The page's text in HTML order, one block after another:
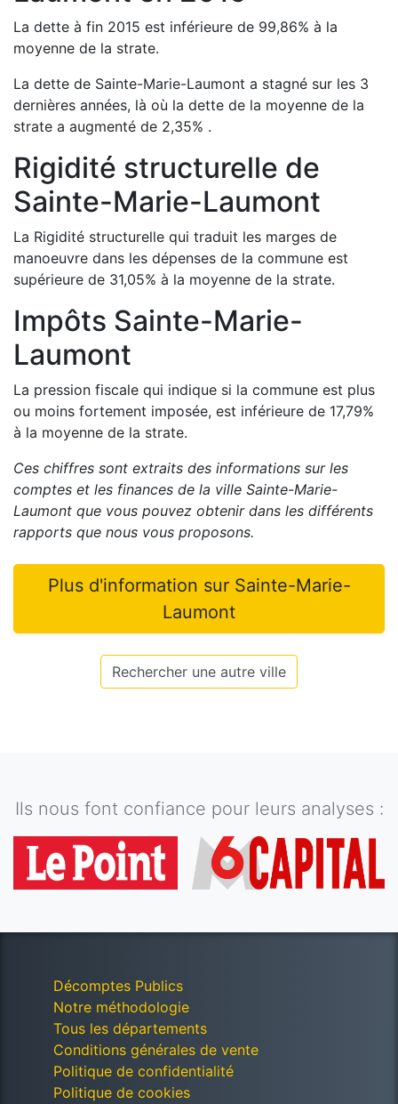
La dette à fin 2015 est inférieure de 99,86% à la
moyenne de la strate.
La dette de Sainte-Marie-Laumont a stagné sur les 3
dernières années, là où la dette de la moyenne de la
strate a augmenté de 2,35% .
Rigidité structurelle de
Sainte-Marie-Laumont
La Rigidité structurelle qui traduit les marges de
manoeuvre dans les dépenses de la commune est
supérieure de 31,05% à la moyenne de la strate.
Impôts Sainte-Marie-
Laumont
La pression fiscale qui indique si la commune est plus
ou moins fortement imposée, est inférieure de 17,79%
à la moyenne de la strate.
Ces chiffres sont extraits des informations sur les
comptes et les finances de la ville Sainte-Marie-
Laumont que vous pouvez obtenir dans les différents
rapports que nous vous proposons.
Plus d'information sur Sainte-Marie-
Laumont
Rechercher une autre ville
Ils nous font confiance pour leurs analyses :
Décomptes Publics
Notre méthodologie
Tous les départements
Conditions générales de vente
Politique de confidentialité
Politique de cookies